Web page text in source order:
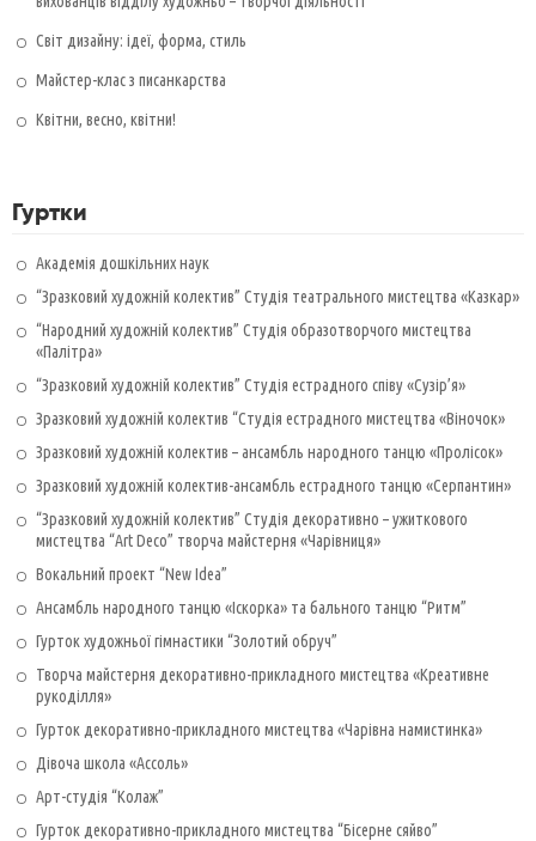
Світ дизайну: ідеї, форма, стиль
Майстер-клас з писанкарства
Квітни, весно, квітни!
Гуртки
Академія дошкільних наук
“Зразковий художній колектив” Студія театрального мистецтва «Казкар»
“Народний художній колектив” Студія образотворчого мистецтва
«Палітра»
“Зразковий художній колектив” Студія естрадного співу «Сузір’я»
Зразковий художній колектив “Студія естрадного мистецтва «Віночок»
Зразковий художній колектив – ансамбль народного танцю «Пролісок»
Зразковий художній колектив-ансамбль естрадного танцю «Серпантин»
“Зразковий художній колектив” Студія декоративно – ужиткового
мистецтва “Art Deco” творча майстерня «Чарівниця»
Вокальний проект “New Idea”
Ансамбль народного танцю «Іскорка» та бального танцю “Ритм”
Гурток художньої гімнастики “Золотий обруч”
Творча майстерня декоративно-прикладного мистецтва «Креативне
рукоділля»
Гурток декоративно-прикладного мистецтва «Чарівна намистинка»
Дівоча школа «Ассоль»
Арт-студія “Колаж”
Гурток декоративно-прикладного мистецтва “Бісерне сяйво”